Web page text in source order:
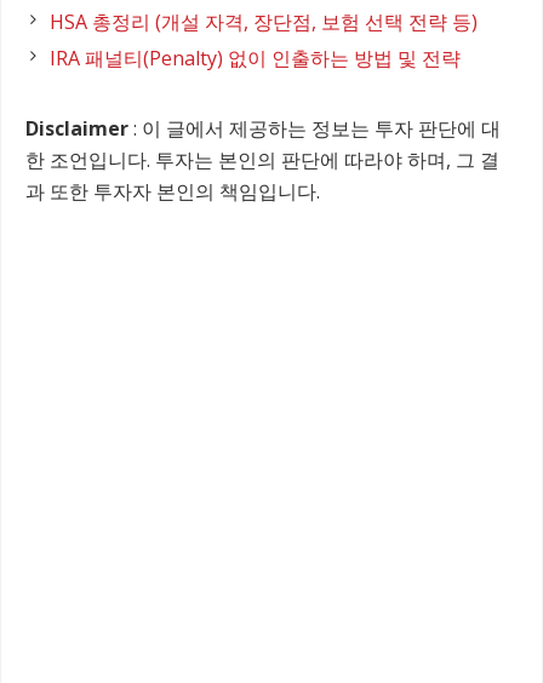
HSA 총정리 (개설 자격, 장단점, 보험 선택 전략 등)
IRA 패널티(Penalty) 없이 인출하는 방법 및 전략
Disclaimer: 이 글에서 제공하는 정보는 투자 판단에 대
한 조언입니다. 투자는 본인의 판단에 따라야 하며, 그 결
과 또한 투자자 본인의 책임입니다.